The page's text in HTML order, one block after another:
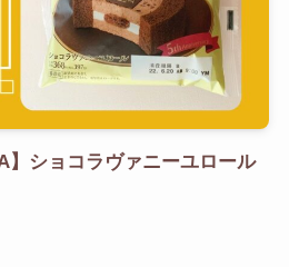
】ショコラヴァニーユロール